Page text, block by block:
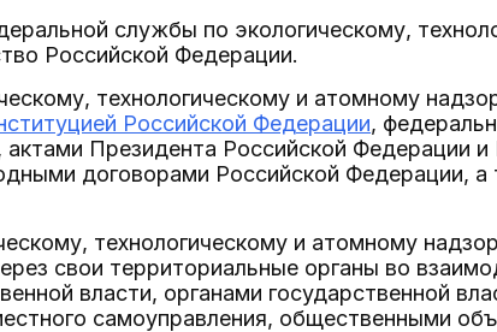
службы по экологическому,
Российской Федерации.
технологическому и атомному
Российской Федерации,
Президента Российской Федерации и
договорами Российской Федерации,
технологическому и атомному
свои территориальные органы во
власти, органами государственной
самоуправления, общественными